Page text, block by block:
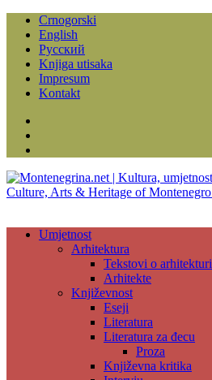
Crnogorski
English
Русский
Knjiga utisaka
Impresum
Kontakt
Umjetnost
Arhitektura
Tekstovi o arhitekturi
Arhitekte
Književnost
Eseji
Literatura
Literatura za đecu
Proza
Književna kritika